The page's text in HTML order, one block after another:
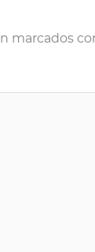
marcados